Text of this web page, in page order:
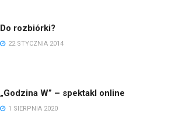
Do rozbiórki?
22 STYCZNIA 2014
„Godzina W” – spektakl online
1 SIERPNIA 2020